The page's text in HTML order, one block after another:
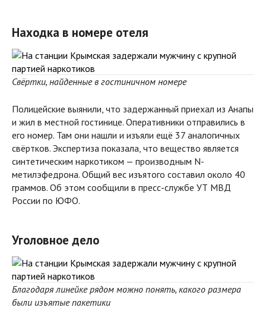
Находка в номере отеля
Свёртки, найденные в гостиничном номере
Полицейские выянили, что задержанный приехал из Анапы
и жил в местной гостинице. Оперативники отправились в
его номер. Там они нашли и изъяли ещё 37 аналогичных
свёртков. Экспертиза показала, что вещество является
синтетическим наркотиком — производным N-
метилэфедрона. Общий вес изъятого составил около 40
граммов. Об этом сообщили в пресс-службе УТ МВД
России по ЮФО.
Уголовное дело
Благодаря линейке рядом можно понять, какого размера
были изъятые пакетики